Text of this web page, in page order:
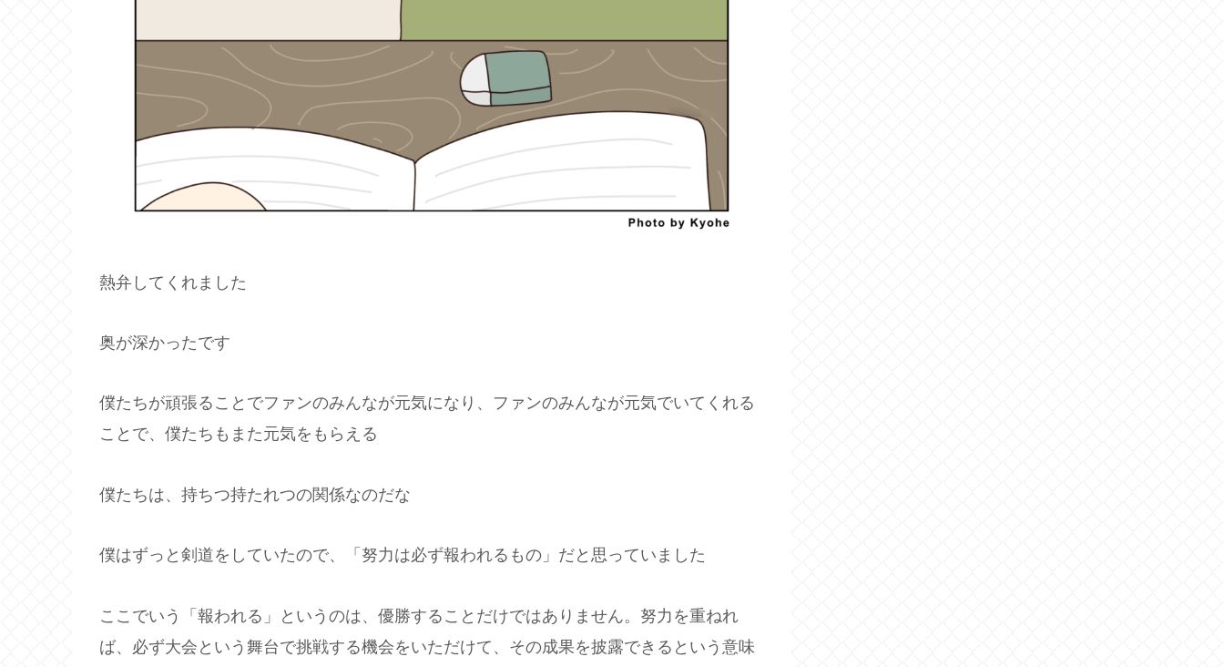
熱弁してくれました
奥が深かったです
僕たちが頑張ることでファンのみんなが元気になり、ファンのみんなが元気でいてくれる
ことで、僕たちもまた元気をもらえる
僕たちは、持ちつ持たれつの関係なのだな
僕はずっと剣道をしていたので、「努力は必ず報われるもの」だと思っていました
ここでいう「報われる」というのは、優勝することだけではありません。努力を重ねれ
ば、必ず大会という舞台で挑戦する機会をいただけて、その成果を披露できるという意味